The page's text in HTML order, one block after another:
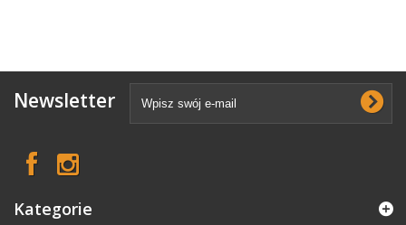
Newsletter
Kategorie